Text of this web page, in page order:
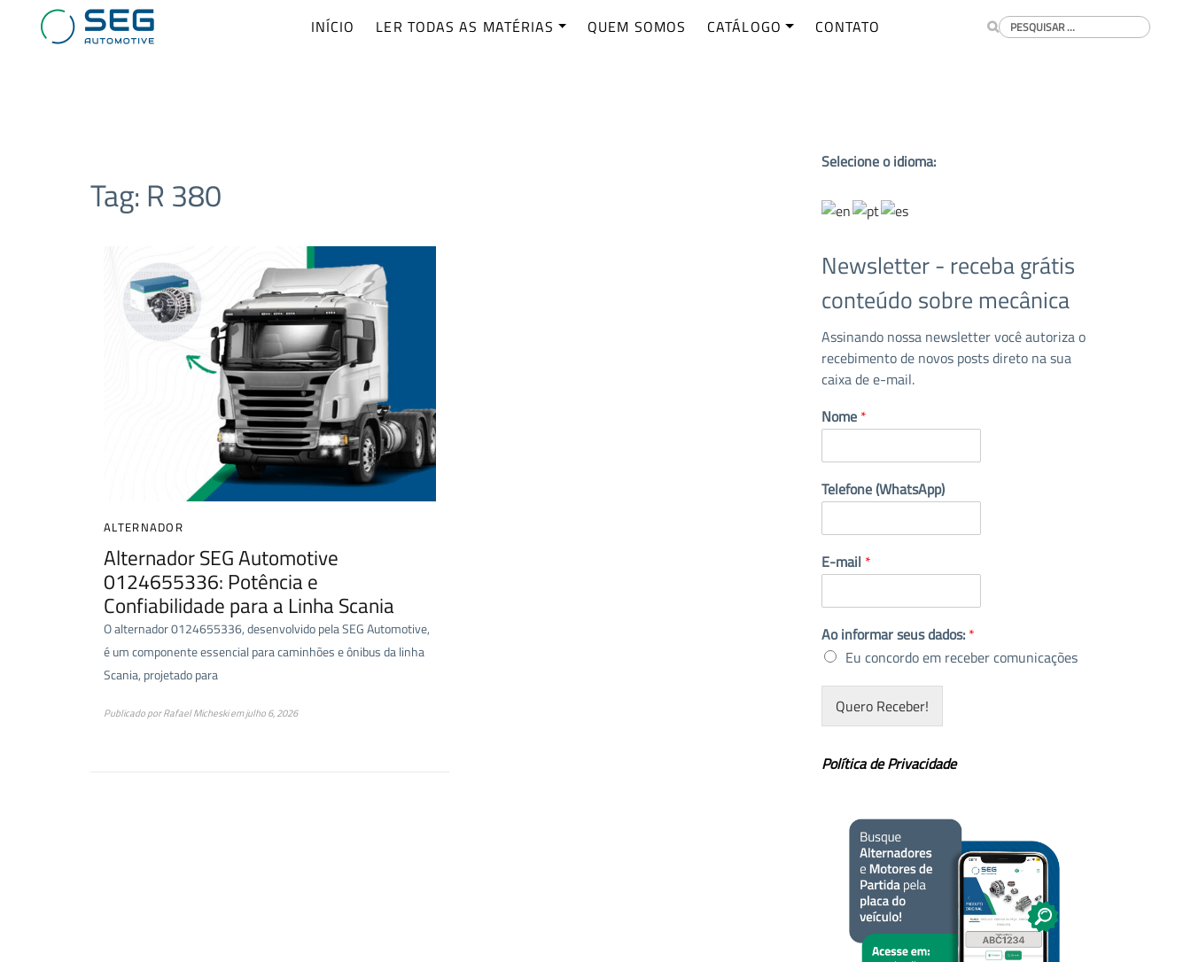
INÍCIO LER TODAS AS MATÉRIAS QUEM SOMOS CATÁLOGO CONTATO
Buscar
Tag: R 380
ALTERNADOR
Alternador SEG Automotive
0124655336: Potência e
Confiabilidade para a Linha Scania
O alternador 0124655336, desenvolvido pela SEG Automotive,
é um componente essencial para caminhões e ônibus da linha
Scania, projetado para
Publicado porRafael Micheskiemjulho 6, 2026
Selecione o idioma:
Newsletter - receba grátis
conteúdo sobre mecânica
Assinando nossa newsletter você autoriza o
recebimento de novos posts direto na sua
caixa de e-mail.
Nome *
Telefone (WhatsApp)
E-mail *
Ao informar seus dados: *
Eu concordo em receber comunicações
Quero Receber!
Política de Privacidade